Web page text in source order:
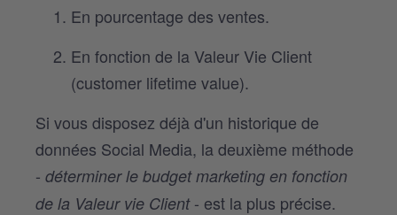
En pourcentage des ventes.
En fonction de la Valeur Vie Client
(customer lifetime value).
Si vous disposez déjà d'un historique de
données Social Media, la deuxième méthode
- déterminer le budget marketing en fonction
de la Valeur vie Client- est la plus précise.